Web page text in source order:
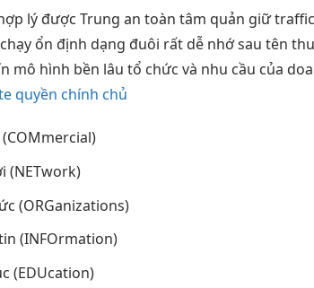
lý được Trungan toàn tâm quản giữ traffic
chạy ổn định dạng đuôi rất dễ nhớsau tên
mô hình bền lâu tổ chức và nhu cầu của
quyền chính chủ
(NETwork)
(ORGanizations)
(INFOrmation)
(EDUcation)